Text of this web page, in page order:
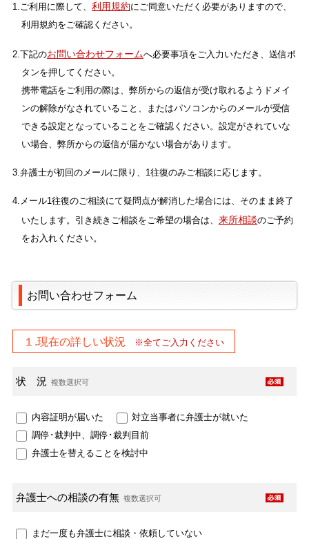
1.ご利用に際して、 利用規約にご同意いただく必要がありますので、
利用規約をご確認ください。
2.下記のお問い合わせフォームへ必要事項をご入力いただき、送信ボ
タンを押してください。
携帯電話をご利用の際は、弊所からの返信が受け取れるようドメイ
ンの解除がなされていること、またはパソコンからのメールが受信
できる設定となっていることをご確認ください。設定がされていな
い場合、弊所からの返信が届かない場合があります。
3.弁護士が初回のメールに限り、1往復のみご相談に応じます。
4.メール1往復のご相談にて疑問点が解消した場合には、そのまま終了
いたします。引き続きご相談をご希望の場合は、 来所相談のご予約
をお入れください。
お問い合わせフォーム
１.現在の詳しい状況 ※全てご入力ください
状 況 複数選択可
内容証明が届いた
対立当事者に弁護士が就いた
調停･裁判中、調停･裁判目前
弁護士を替えることを検討中
弁護士への相談の有無 複数選択可
まだ一度も弁護士に相談・依頼していない